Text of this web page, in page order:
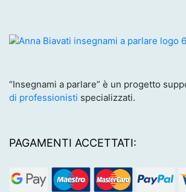
“Insegnami a parlare” è un progetto
di professionisti specializzati.
PAGAMENTI ACCETTATI: